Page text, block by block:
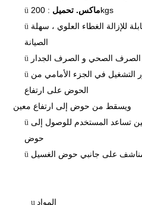
ü ماكس. تحميل: 200kgs
ü للإزالة الغطاء العلوي ، سهلة
الصيانة
ü الصرف الصحي و الصرف الجدار
üسهلة الوصول التصميم مع زر التشغيل في الجزء الأمامي من
الحوض على ارتفاع
ويسقط من حوض إلى ارتفاع معين
üالاستيلاء على القضبان في الجانبين تساعد المستخدم للوصول إلى
حوض
ü على جانبي حوض الغسيل
u المواد